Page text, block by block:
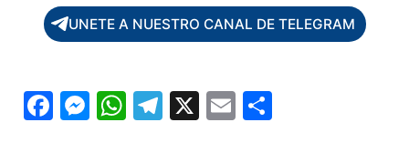
UNETE A NUESTRO CANAL DE TELEGRAM
F M W T X E